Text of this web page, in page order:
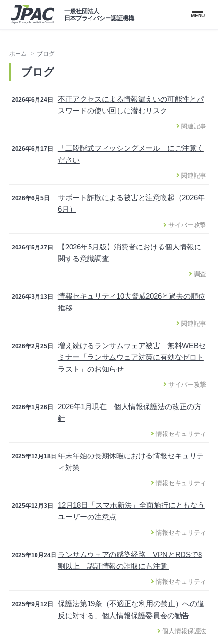
一般社団法人
日本プライバシー認証機構
MENU
ホーム ブログ
ブログ
2026年6月24日
不正アクセスによる情報漏えいの可能性とパ
スワードの使い回しに潜むリスク
関連記事
2026年6月17日
「二段階式フィッシングメール」にご注意く
ださい
関連記事
2026年6月5日
サポート詐欺による被害と注意喚起（2026年
6月）
サイバー攻撃
2026年5月27日
【2026年5月版】消費者における個人情報に
関する意識調査
調査
2026年3月13日
情報セキュリティ10大脅威2026と過去の順位
推移
関連記事
2026年2月25日
増え続けるランサムウェア被害 無料WEBセ
ミナー「ランサムウェア対策に有効なゼロト
ラスト」のお知らせ
サイバー攻撃
2026年1月26日
2026年1月現在 個人情報保護法の改正の方
針
情報セキュリティ
2025年12月18日 年末年始の長期休暇における情報セキュリテ
ィ対策
情報セキュリティ
2025年12月3日
12月18日「スマホ新法」全面施行にともなう
ユーザーの注意点
情報セキュリティ
2025年10月24日 ランサムウェアの感染経路 VPNとRDSで8
割以上 認証情報の詐取にも注意
情報セキュリティ
2025年9月12日
保護法第19条（不適正な利用の禁止）への違
反に対する、個人情報保護委員会の勧告
個人情報保護法